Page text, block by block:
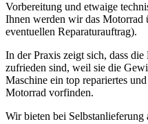
Vorbereitung und etwaige
Ihnen werden wir das Motorrad
eventuellen Reparaturauftrag).
In der Praxis zeigt sich, dass
zufrieden sind, weil sie die
Maschine ein top repariertes
Motorrad vorfinden.
Wir bieten bei Selbstanlieferung